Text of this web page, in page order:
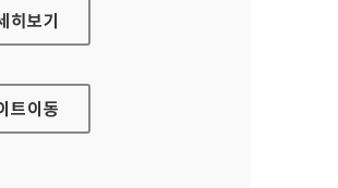
서울장애인종합복지관 대표 홈페이지
히보기
트이동